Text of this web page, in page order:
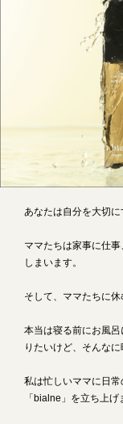
あなたは自分を大切
ママたちは家事に仕
しまいます。
そして、ママたちに休
本当は寝る前にお風
りたいけど、そんなに
私は忙しいママに日常
「bialne」を立ち上げ